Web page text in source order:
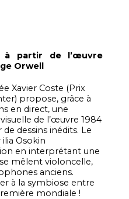
à partir de l’œuvre
Orwell
Xavier Coste (Prix
propose, grâce à
en direct, une
de l’œuvre 1984
dessins inédits. Le
Osokin
en interprétant une
mêlent violoncelle,
anciens.
à la symbiose entre
mondiale !